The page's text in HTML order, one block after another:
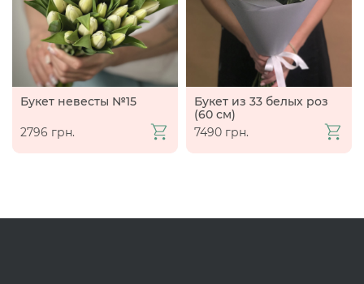
Букет невесты №15
2796 грн.
Букет из 33 белых роз
(60 см)
7490 грн.